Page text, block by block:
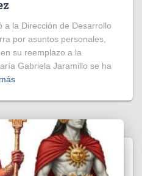
a la Dirección de Desarrollo
por asuntos personales,
su reemplazo a la
Gabriela Jaramillo se ha